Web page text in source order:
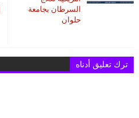
السرطان بجامعة
حلوان
ترك تعليق أدناه